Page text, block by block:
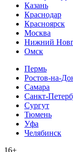
Казань
Краснодар
Красноярск
Москва
Нижний
Омск
Пермь
Ростов-на-
Самара
Санкт-
Сургут
Тюмень
Уфа
Челябинск
16+